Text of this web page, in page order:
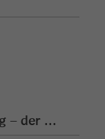
– der ...